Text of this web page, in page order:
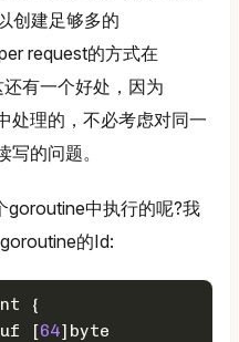
创建足够多的
request的方式在
有一个好处，因为
处理的，不必考虑对同一
的问题。
goroutine中执行的呢?我
的Id:
{
[64] byte